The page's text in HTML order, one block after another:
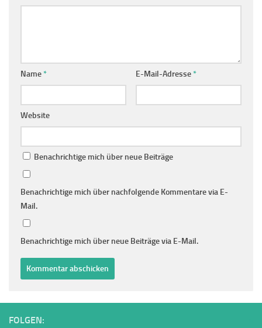
Name* E-Mail-Adresse*
Website
Benachrichtige mich über neue Beiträge
Benachrichtige mich über nachfolgende Kommentare via E-
Mail.
Benachrichtige mich über neue Beiträge via E-Mail.
FOLGEN: